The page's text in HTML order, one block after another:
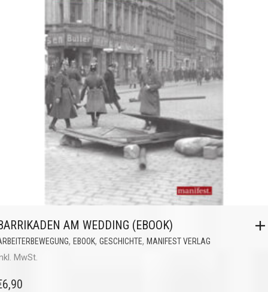
AM WEDDING (EBOOK)
, EBOOK, GESCHICHTE, MANIFEST VERLAG
MwSt.
6,90